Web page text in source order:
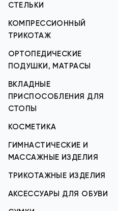
СТЕЛЬКИ
КОМПРЕССИОННЫЙ
ТРИКОТАЖ
ОРТОПЕДИЧЕСКИЕ
ПОДУШКИ, МАТРАСЫ
ВКЛАДНЫЕ
ПРИСПОСОБЛЕНИЯ ДЛЯ
СТОПЫ
КОСМЕТИКА
ГИМНАСТИЧЕСКИЕ И
МАССАЖНЫЕ ИЗДЕЛИЯ
ТРИКОТАЖНЫЕ ИЗДЕЛИЯ
АКСЕССУАРЫ ДЛЯ ОБУВИ